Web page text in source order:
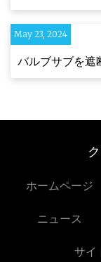
May 23, 2024
バルブサブを遮
ホームページ
ニュース
サイ